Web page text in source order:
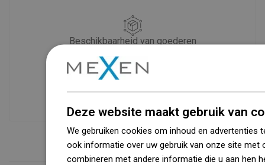
Beschikbaarheid van goederen
Een modern logistiek centrum met een
oppervlakte van 31.000 m² met meer
dan 68.000 palletplaatsen biedt meer
Deze website maakt gebruik van
We gebruiken cookies om inhoud en advertenties
ook informatie over uw gebruik van onze site met
combineren met andere informatie die u aan hen